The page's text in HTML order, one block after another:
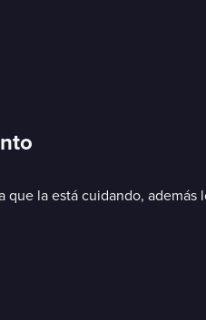
que la está cuidando,